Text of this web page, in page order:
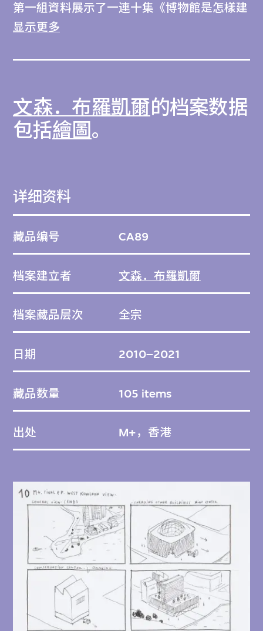
第一組資料展示了一連十集《博物館是怎樣建
成的》（2021）系列的創作過程。M+委約布
過程，凸顯其獨有的建築要素，如陶瓦嵌板、
潛空間、巨型桁架、天台花園，以及經填海所
得的西九文化區選址。
治和由偶然性決定的操作》（2021）和《馬
材。這兩部影片旨在向觀眾說明馬塞爾．杜尚
作品背後的意念以及藝術歷史意義。
在M+藏品中，可以找到三個相關的雕塑盒：
2024.114、2024.115、2024.116、
2024.117、2024.118、2024.119、
2024.120、2024.121和2024.122。
M+於2023年收藏文森．布羅凱爾繪圖藏品，
並致力按照最嚴格的國際標準保存、編排和描
載到M+藏品網站。
按項目時序編排，各項目內的資料維持創作者
所安排的格式、邏輯順序或原有順序編排。
显示更多
文森．布羅凱爾的档案数据
包括繪圖。
详细资料
藏品编号 CA89
档案建立者 文森．布羅凱爾
档案藏品层次 全宗
日期 2010–2021
藏品数量 105 items
出处 M+，香港